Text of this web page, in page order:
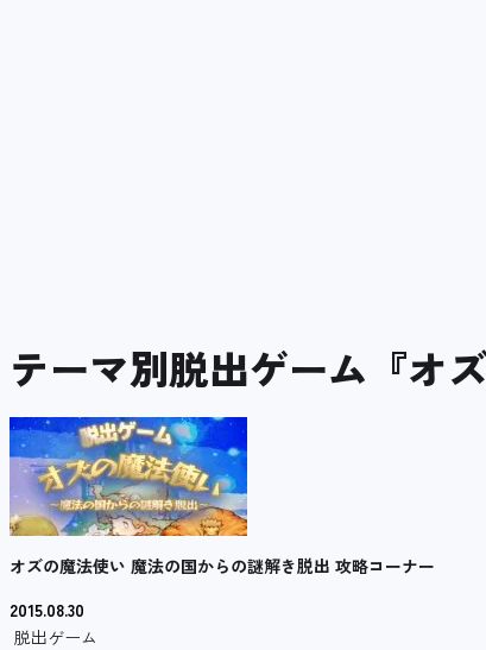
テーマ別脱出ゲーム『オ
オズの魔法使い 魔法の国からの謎解き脱出 攻略コーナー
2015.08.30
脱出ゲーム